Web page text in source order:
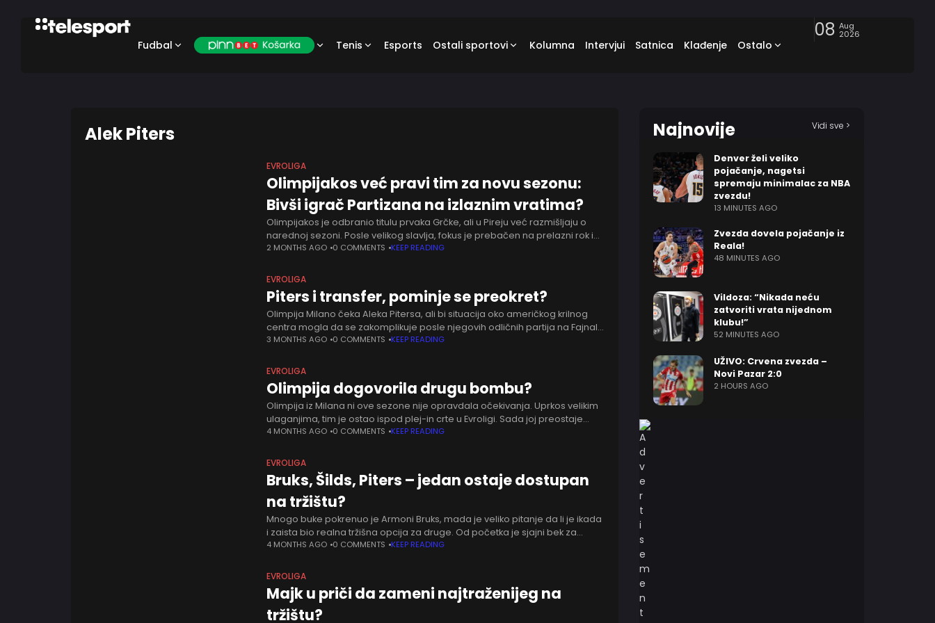
Fudbal Tenis Esports Ostali sportovi Kolumna Intervjui Satnica Klađenje Ostalo
08 Aug
2026
Alek Piters
EVROLIGA
Olimpijakos već pravi tim za novu sezonu:
Bivši igrač Partizana na izlaznim vratima?
Olimpijakos je odbranio titulu prvaka Grčke, ali u Pireju već razmišljaju o
narednoj sezoni. Posle velikog slavlja, fokus je prebačen na prelazni rok i
dodatno jačanje ekipe koja će ponovo
2 MONTHS AGO 0 COMMENTS KEEP READING
EVROLIGA
Piters i transfer, pominje se preokret?
Olimpija Milano čeka Aleka Pitersa, ali bi situacija oko američkog krilnog
centra mogla da se zakomplikuje posle njegovih odličnih partija na Fajnal-
foru Evrolige. Iako je italijanski klub već dugo snažno
3 MONTHS AGO 0 COMMENTS KEEP READING
EVROLIGA
Olimpija dogovorila drugu bombu?
Olimpija iz Milana ni ove sezone nije opravdala očekivanja. Uprkos velikim
ulaganjima, tim je ostao ispod plej-in crte u Evroligi. Sada joj preostaje
borba za titulu u italijanskom prvenstvu protiv
4 MONTHS AGO 0 COMMENTS KEEP READING
EVROLIGA
Bruks, Šilds, Piters – jedan ostaje dostupan
na tržištu?
Mnogo buke pokrenuo je Armoni Bruks, mada je veliko pitanje da li je ikada
i zaista bio realna tržišna opcija za druge. Od početka je sjajni bek za
prioritet imao
4 MONTHS AGO 0 COMMENTS KEEP READING
EVROLIGA
Majk u priči da zameni najtraženijeg na
tržištu?
Najnovije Vidi sve >
Denver želi veliko
pojačanje, nagetsi
spremaju minimalac za NBA
zvezdu!
13 MINUTES AGO
Zvezda dovela pojačanje iz
Reala!
48 MINUTES AGO
Vildoza: “Nikada neću
zatvoriti vrata nijednom
klubu!”
52 MINUTES AGO
UŽIVO: Crvena zvezda –
Novi Pazar 2:0
2 HOURS AGO